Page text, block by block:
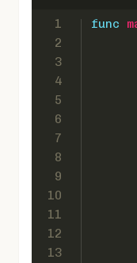
1
2
3
4
5
6
7
8
9
10
11
12
13
func